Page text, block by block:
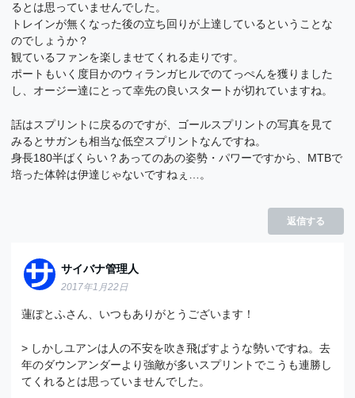
るとは思っていませんでした。
トレインが無くなった後の立ち回りが上達しているということな
のでしょうか？
観ているファンを楽しませてくれる走りです。
ポートもいく度目かのウィランガヒルでのてっぺんを獲りました
し、オージー達にとって幸先の良いスタートが切れていますね。
話はスプリントに戻るのですが、ゴールスプリントの写真を見て
みるとサガンも相当な低空スプリントなんですね。
身長180半ばくらい？あってのあの姿勢・パワーですから、MTBで
培った体幹は伊達じゃないですねぇ…。
返信する
サイバナ管理人
2017年1月22日
蓮ぽとふさん、いつもありがとうございます！
> しかしユアンは人の不安を吹き飛ばすような勢いですね。去
年のダウンアンダーより強敵が多いスプリントでこうも連勝し
てくれるとは思っていませんでした。